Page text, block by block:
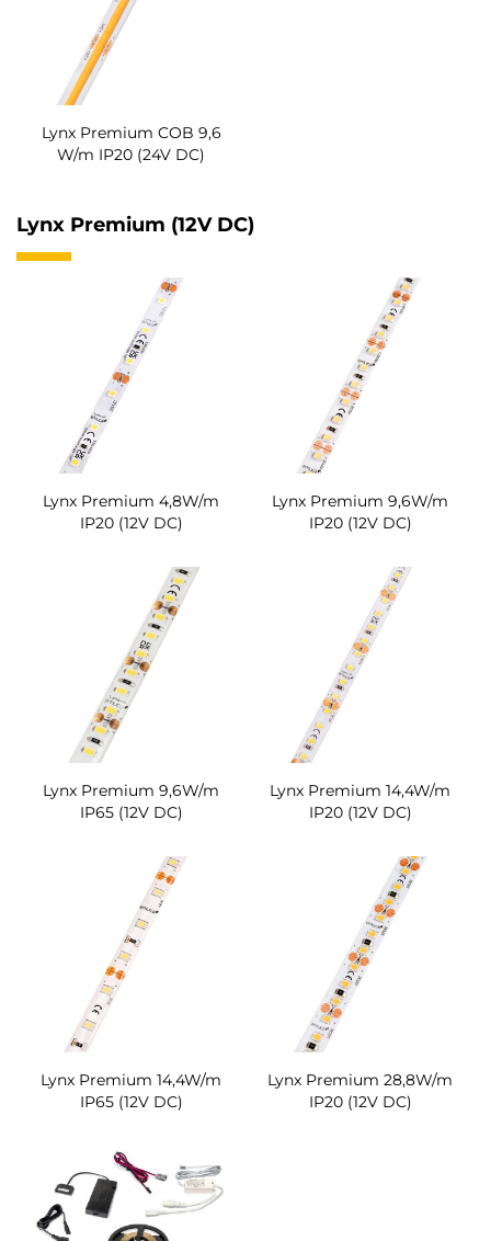
Lynx Premium COB 9,6
W/m IP20 (24V DC)
Lynx Premium (12V DC)
Lynx Premium 4,8W/m
IP20 (12V DC)
Lynx Premium 9,6W/m
IP20 (12V DC)
Lynx Premium 9,6W/m
IP65 (12V DC)
Lynx Premium 14,4W/m
IP20 (12V DC)
Lynx Premium 14,4W/m
IP65 (12V DC)
Lynx Premium 28,8W/m
IP20 (12V DC)